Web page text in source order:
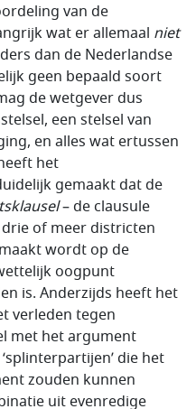
van de
wat er allemaal niet
dan de Nederlandse
geen bepaald soort
de wetgever dus
een stelsel van
en alles wat ertussen
het
gemaakt dat de
– de clausule
of meer districten
wordt op de
oogpunt
is. Anderzijds heeft het
verleden tegen
met het argument
die het
zouden kunnen
uit evenredige